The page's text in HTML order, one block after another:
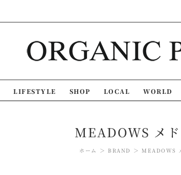
LIFESTYLE SHOP LOCAL WORLD
MEADOWS メ
ホーム BRAND MEADOWS